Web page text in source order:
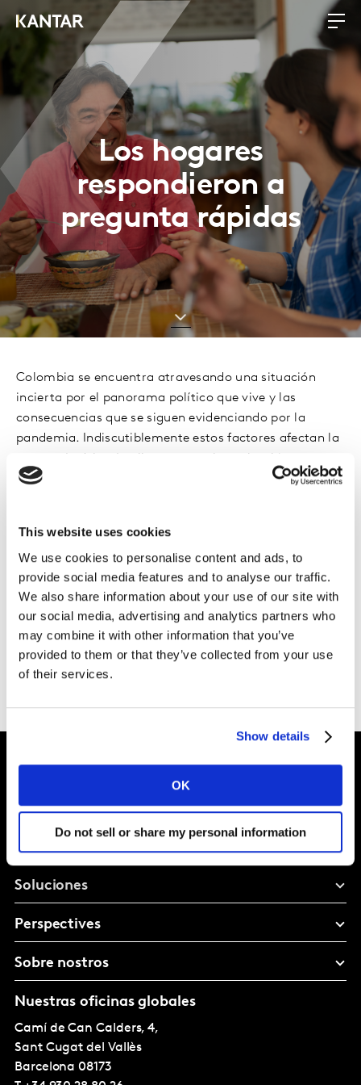
This website uses cookies
We use cookies to personalise content and ads, to
provide social media features and to analyse our traffic.
We also share information about your use of our site with
our social media, advertising and analytics partners who
may combine it with other information that you’ve
provided to them or that they’ve collected from your use
of their services.
Show details
OK
Do not sell or share my personal information
Los hogares
respondieron a
pregunta rápidas
Colombia se encuentra atravesando una situación
incierta por el panorama político que vive y las
consecuencias que se siguen evidenciando por la
pandemia. Indiscutiblemente estos factores afectan la
tengan una percepción frente a la situación actual;
inmediatamente anterior.
Sin embargo, los colombianos se preocupan más por
el incremento de la inflación que por la situación
económica por la que atraviersa el país.
Completa tus datos y recibe en tu correo el paper
completo.
Dale forma al
futuro de tu marca
Soluciones
Perspectives
Sobre nostros
Nuestras oficinas globales
Camí de Can Calders, 4,
Sant Cugat del Vallès
Barcelona 08173